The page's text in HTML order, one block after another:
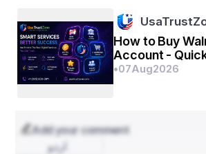
How to Buy
Account -
•07Aug2026
Add your comment
اردو